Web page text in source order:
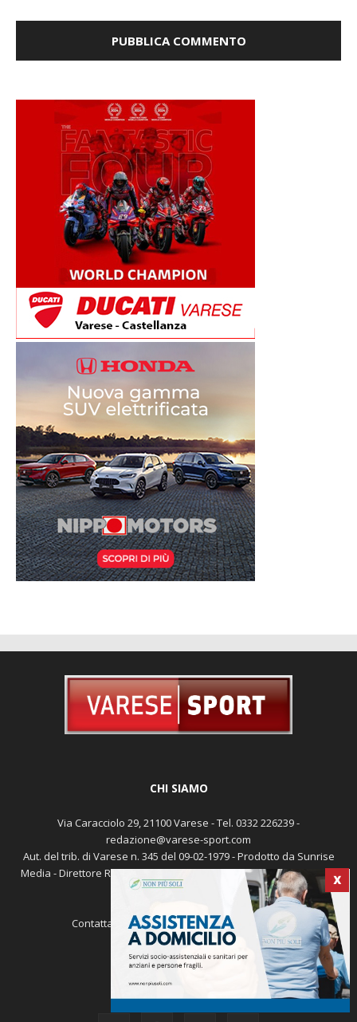
X
CHI SIAMO
Via Caracciolo 29, 21100 Varese - Tel. 0332 226239 -
redazione@varese-sport.com
Aut. del trib. di Varese n. 345 del 09-02-1979 - Prodotto da Sunrise
Media - Direttore Responsabile: Michele Marocco -Cookie policy
Pubblicità
Contattaci: redazione@varese-sport.com
SEGUICI